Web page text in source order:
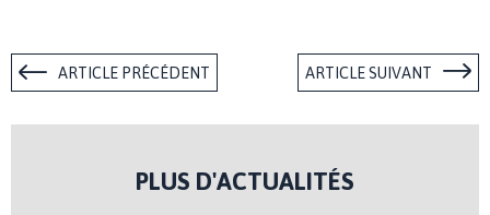
ARTICLE PRÉCÉDENT ARTICLE SUIVANT
PLUS D'ACTUALITÉS